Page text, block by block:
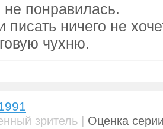
понравилась.
писать ничего не
чухню.
зритель | Оценка